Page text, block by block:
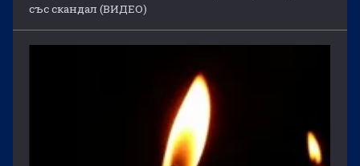
със скандал (ВИДЕО)